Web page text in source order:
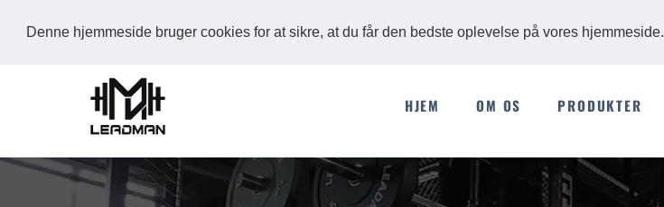
Denne hjemmeside bruger cookies for at sikre, at du får den bedste oplevelse på vores hjemmeside.
HJEM OM OS PRODUKTER